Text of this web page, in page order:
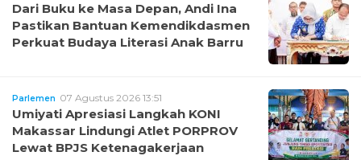
Dari Buku ke Masa Depan, Andi Ina
Pastikan Bantuan Kemendikdasmen
Perkuat Budaya Literasi Anak Barru
Parlemen 07 Agustus 2026 13:51
Umiyati Apresiasi Langkah KONI
Makassar Lindungi Atlet PORPROV
Lewat BPJS Ketenagakerjaan